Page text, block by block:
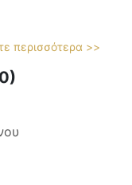
περισσότερα >>